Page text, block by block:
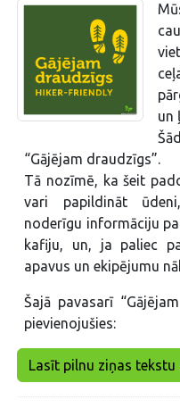
un
“Gājējam draudzīgs”.
Tā nozīmē, ka šeit
vari papildināt
noderīgu informāciju
kafiju, un, ja paliec
apavus un ekipējumu
Šajā pavasarī
pievienojušies:
Lasīt pilnu ziņas tekstu